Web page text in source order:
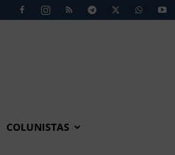
COLUNISTAS